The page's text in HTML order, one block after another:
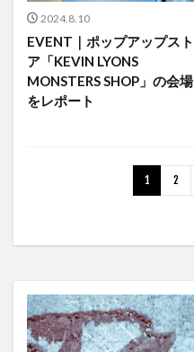
2024.8.10
EVENT｜ポップアップスト
ア「KEVIN LYONS
MONSTERS SHOP」の会場
をレポート
1 2